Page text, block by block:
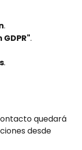
.
.
.
quedará
desde